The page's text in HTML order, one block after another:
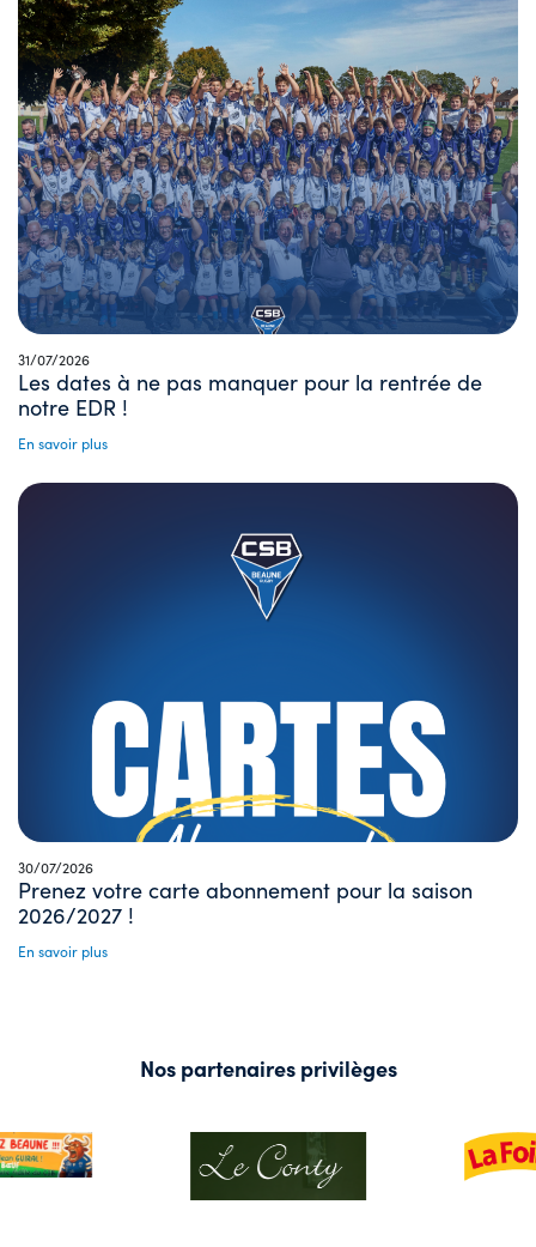
31/07/2026
Les dates à ne pas manquer pour la rentrée de
notre EDR !
En savoir plus
30/07/2026
Prenez votre carte abonnement pour la saison
2026/2027 !
En savoir plus
Nos partenaires privilèges